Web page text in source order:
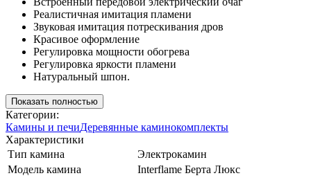
Реалистичная имитация пламени
Звуковая имитация потрескивания дров
Красивое оформление
Регулировка мощности обогрева
Регулировка яркости пламени
Натуральный шпон.
Показать полностью
Категории:
Камины и печиДеревянные каминокомплекты
Характеристики
Тип камина
Электрокамин
Модель камина
Interflame Берта Люкс